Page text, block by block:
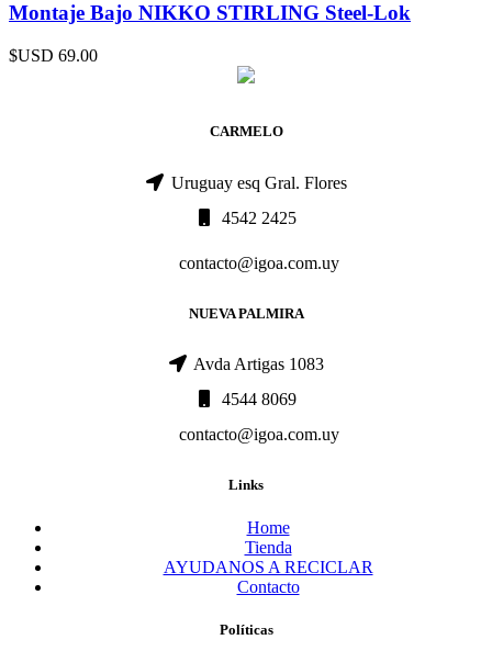
Montaje Bajo NIKKO STIRLING Steel-Lok
$USD 69.00
CARMELO
Uruguay esq Gral. Flores
4542 2425
contacto@igoa.com.uy
NUEVA PALMIRA
Avda Artigas 1083
4544 8069
contacto@igoa.com.uy
Links
Home
Tienda
AYUDANOS A RECICLAR
Contacto
Políticas